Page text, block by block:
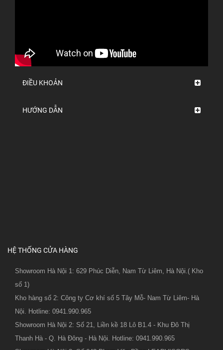
ĐIỀU KHOẢN
HƯỚNG DẪN
HỆ THỐNG CỬA HÀNG
Showroom Hà Nội 1: 629 Phúc Diễn, Nam Từ Liêm, Hà Nội.( Kho
số 1)
Kho hàng số 2: Công ty Cơ khí số 5 Tây Mỗ- Nam Từ Liêm- Hà
Nội. Hotline: 0941.990.965
Showroom Hà Nội 2: Số 21, Liền kề 18 Lô B1.4 - Khu Đô Thị
Thanh Hà - Q. Hà Đông - Hà Nội. Hotline: 0941.990.965